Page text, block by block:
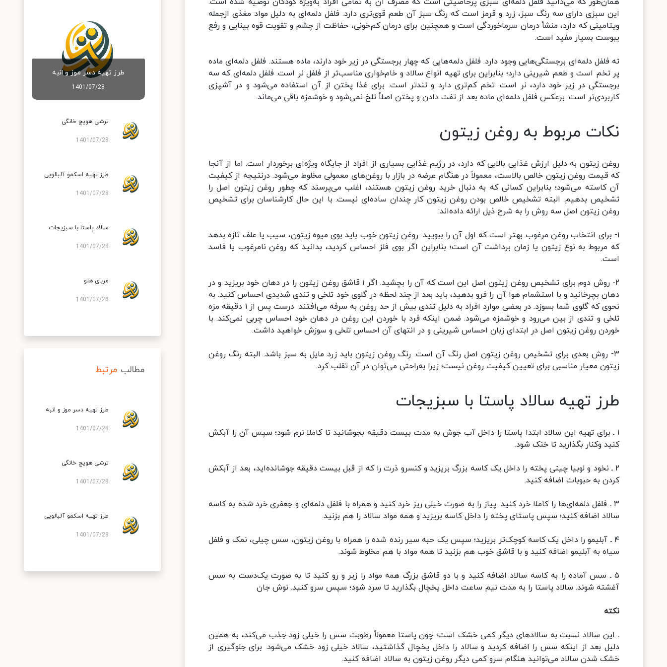
این سبزی دارای سه رنگ سبز، زرد و قرمز است که رنگ سبز آن طعم قوی‌تری دارد. فلفل دلمه‌ای به دلیل مواد مغذی ازجمله
ویتامینی که دارد، منشأ درمان سرماخوردگی است و همچنین برای درمان کم‌خونی، حفاظت از چشم و تقویت قوه بینایی و رفع
یبوست بسیار مفید است.
ته فلفل دلمه‌ای برجستگی‌هایی وجود دارد. فلفل دلمه‌هایی که چهار برجستگی در زیر خود دارند، ماده هستند. فلفل دلمه‌ای ماده
پر تخم است و طعم شیرینی دارد؛ بنابراین برای تهیه انواع سالاد و خام‌خواری مناسب‌تر از فلفل نر است. فلفل دلمه‌ای که سه
برجستگی در زیر خود دارد، نر است. تخم کم‌تری دارد و تندتر است. برای غذا پختن از آن استفاده می‌شود و در آشپزی
کاربردی‌تر است. برعکس فلفل دلمه‌ای ماده بعد از تفت دادن و پختن اصلاً تلخ نمی‌شود و خوشمزه باقی می‌ماند.
نکات مربوط به روغن زیتون
روغن زیتون به دلیل ارزش غذایی بالایی که دارد، در رژیم غذایی بسیاری از افراد از جایگاه ویژه‌ای برخوردار است. اما از آنجا
که قیمت روغن زیتون خالص بالاست، معمولاً در هنگام عرضه در بازار با روغن‌های معمولی مخلوط می‌شود. درنتیجه از کیفیت
آن کاسته می‌شود؛ بنابراین کسانی که به دنبال خرید روغن زیتون هستند، اغلب می‌پرسند که چطور روغن زیتون اصل را
تشخیص بدهیم. البته تشخیص خالص بودن روغن زیتون کار چندان ساده‌ای نیست. با این حال کارشناسان برای تشخیص
روغن زیتون اصل سه روش را به شرح ذیل ارائه داده‌اند:
۱- برای انتخاب روغن مرغوب بهتر است که اول آن را ببویید. روغن زیتون خوب باید بوی میوه زیتون، سیب یا علف تازه بدهد
که مربوط به نوع زیتون یا زمان برداشت آن است؛ بنابراین اگر بوی فلز احساس کردید، بدانید که روغن نامرغوب یا فاسد
است.
۲- روش دوم برای تشخیص روغن زیتون اصل این است که آن را بچشید. اگر ۱ قاشق روغن زیتون را در دهان خود بریزید و در
دهان بچرخانید و با استشمام هوا آن را فرو بدهید، باید بعد از چند لحظه در گلوی خود تلخی و تندی شدیدی احساس کنید. به
نحوی که گلوی شما بسوزد. در بعضی موارد افراد به دلیل تندی بیش از حد روغن به سرفه می‌افتند. درست پس از ۱ دقیقه مزه
تلخی و تندی از بین می‌رود و خوشمزه می‌شود. ضمن اینکه فرد با خوردن این روغن در دهان خود احساس چربی نمی‌کند. با
خوردن روغن زیتون اصل در ابتدای زبان احساس شیرینی و در انتهای آن احساس تلخی و سوزش خواهید داشت.
۳- روش بعدی برای تشخیص روغن زیتون اصل رنگ آن است. رنگ روغن زیتون باید زرد مایل به سبز باشد. البته رنگ روغن
زیتون معیار مناسبی برای تعیین کیفیت روغن نیست؛ زیرا به‌راحتی می‌توان در آن تقلب کرد.
طرز تهیه سالاد پاستا با سبزیجات
۱ ـ برای تهیه این سالاد ابتدا پاستا را داخل آب جوش به مدت بیست دقیقه بجوشانید تا کاملا نرم شود؛ سپس آن را آبکش
کنید وکنار بگذارید تا خنک شود.
۲ ـ نخود و لوبیا چیتی پخته را داخل یک کاسه بزرگ بریزید و کنسرو ذرت را که از قبل بیست دقیقه جوشانده‌اید، بعد از آبکش
کردن به حبوبات اضافه کنید.
۳ ـ فلفل دلمه‌ای‌ها را کاملا خرد کنید. پیاز را به صورت خیلی ریز خرد کنید و همراه با فلفل دلمه‌ای و جعفری خرد شده به کاسه
سالاد اضافه کنید؛ سپس پاستای پخته را داخل کاسه بریزید و همه مواد سالاد را هم بزنید.
۴ ـ آبلیمو را داخل یک کاسه کوچک‌تر بریزید؛ سپس یک حبه سیر رنده شده را همراه با روغن زیتون، سس چیلی، نمک و فلفل
سیاه به آبلیمو اضافه کنید و با قاشق خوب هم بزنید تا همه مواد با هم مخلوط شوند.
۵ ـ سس آماده را به کاسه سالاد اضافه کنید و با دو قاشق بزرگ همه مواد را زیر و رو کنید تا به صورت یک‌دست به سس
آغشته شوند. سالاد پاستا را به مدت نیم ساعت داخل یخچال بگذارید تا سرد شود؛ سپس سرو کنید. نوش جان
نکته
ـ این سالاد نسبت به سالاد‌های دیگر کمی خشک است؛ چون پاستا معمولاً رطوبت سس را خیلی زود جذب می‌کند، به همین
دلیل بعد از اینکه سس را اضافه کردید و سالاد را داخل یخچال گذاشتید، سالاد خیلی زود خشک می‌شود. برای جلوگیری از
خشک شدن سالاد می‌توانید هنگام سرو کمی دیگر روغن زیتون به سالاد اضافه کنید.
طرز تهیه دسر موز و انبه
1401/07/28
ترشی هویج خانگی
1401/07/28
طرز تهیه اسکمو آلبالویی
1401/07/28
سالاد پاستا با سبزیجات
1401/07/28
مربای هلو
1401/07/28
مطالب مرتبط
طرز تهیه دسر موز و انبه
1401/07/28
ترشی هویج خانگی
1401/07/28
طرز تهیه اسکمو آلبالویی
1401/07/28